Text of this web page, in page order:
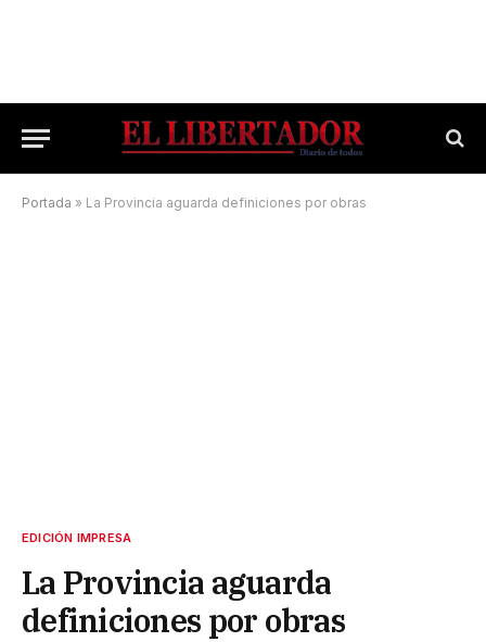
Portada » La Provincia aguarda definiciones por obras
EDICIÓN IMPRESA
La Provincia aguarda
definiciones por obras